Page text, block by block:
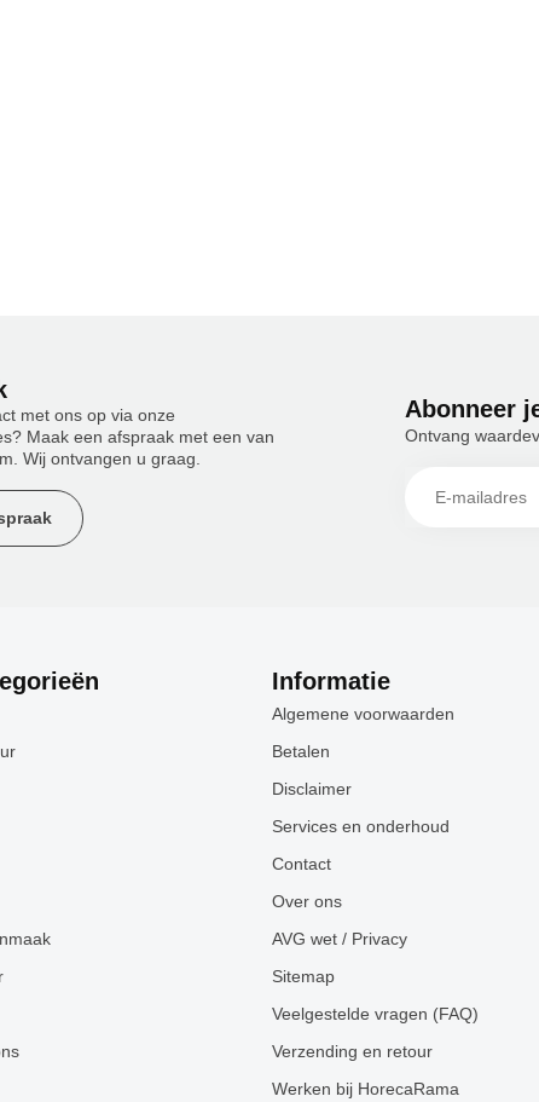
met ons op via onze
Maak een afspraak met een van
Wij ontvangen u graag.
Abonneer
Ontvang
Informatie
Algemene voorwaarden
Betalen
Disclaimer
Services en onderhoud
Contact
Over ons
AVG wet / Privacy
Sitemap
Veelgestelde vragen (FAQ)
Verzending en retour
Werken bij HorecaRama